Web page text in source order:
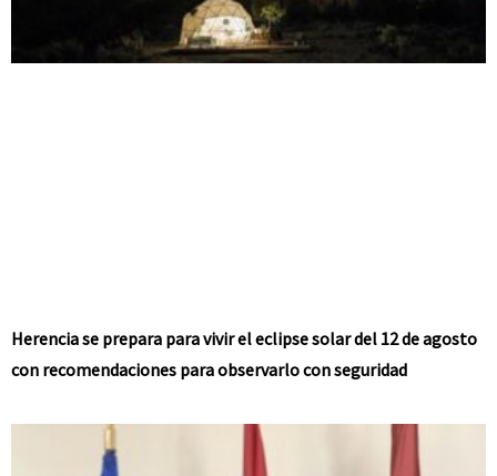
Herencia se prepara para vivir el eclipse solar del 12 de agosto
con recomendaciones para observarlo con seguridad